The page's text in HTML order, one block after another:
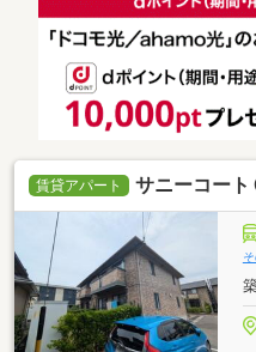
賃貸アパート サニーコート